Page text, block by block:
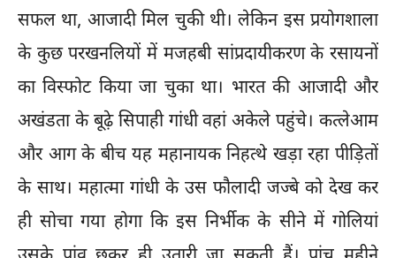
सफल था, आजादी मिल चुकी थी। लेकिन इस प्रयोगशाला
के कुछ परखनलियों में मजहबी सांप्रदायीकरण के रसायनों
का विस्फोट किया जा चुका था। भारत की आजादी और
अखंडता के बूढ़े सिपाही गांधी वहां अकेले पहुंचे। कत्लेआम
और आग के बीच यह महानायक निहत्थे खड़ा रहा पीड़ितों
के साथ। महात्मा गांधी के उस फौलादी जज्बे को देख कर
ही सोचा गया होगा कि इस निर्भीक के सीने में गोलियां